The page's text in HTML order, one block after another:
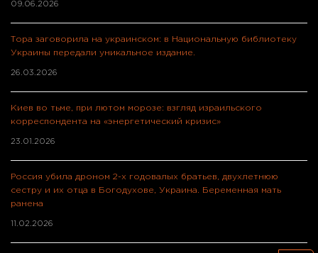
09.06.2026
Тора заговорила на украинском: в Национальную библиотеку
Украины передали уникальное издание.
26.03.2026
Киев во тьме, при лютом морозе: взгляд израильского
корреспондента на «энергетический кризис»
23.01.2026
Россия убила дроном 2-х годовалых братьев, двухлетнюю
сестру и их отца в Богодухове, Украина. Беременная мать
ранена
11.02.2026